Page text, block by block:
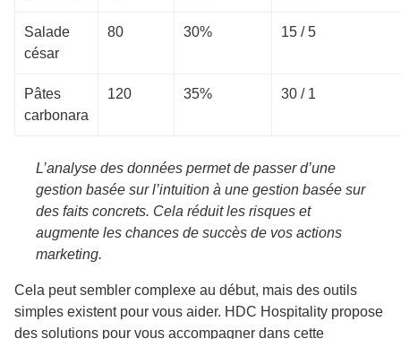
Salade
césar
80 30% 15 / 5
Pâtes
carbonara
120 35% 30 / 1
L’analyse des données permet de passer d’une
gestion basée sur l’intuition à une gestion basée sur
des faits concrets. Cela réduit les risques et
augmente les chances de succès de vos actions
marketing.
Cela peut sembler complexe au début, mais des outils
simples existent pour vous aider. HDC Hospitality propose
des solutions pour vous accompagner dans cette